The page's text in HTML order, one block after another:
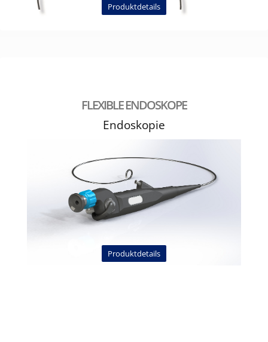
Produktdetails
FLEXIBLE ENDOSKOPE
Endoskopie
Produktdetails